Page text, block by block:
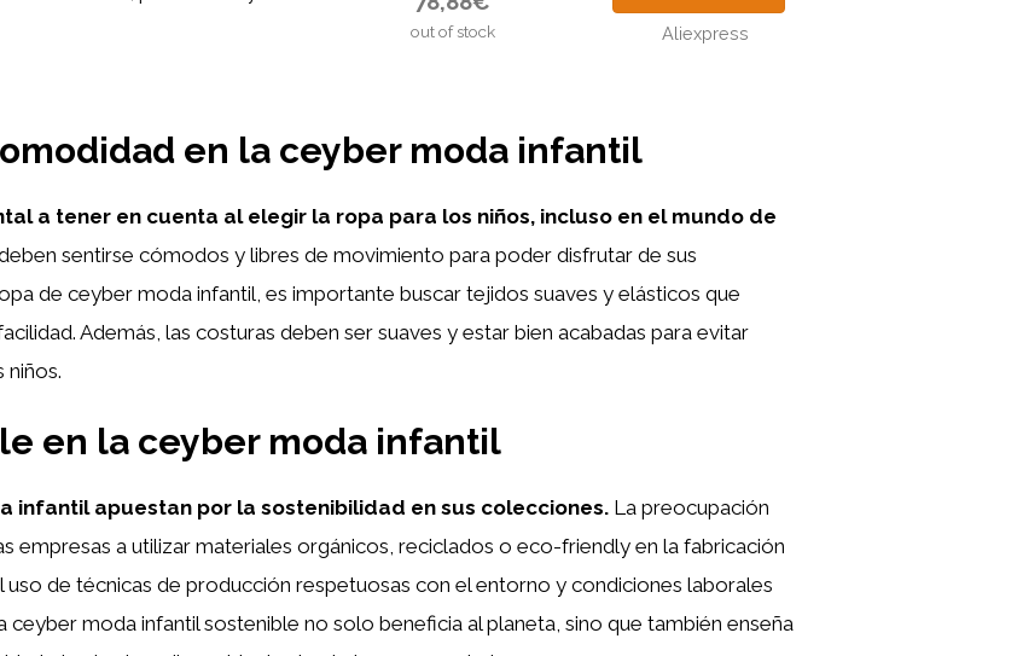
out of stock Aliexpress
en la ceyber moda infantil
a tener en cuenta al elegir la ropa para los niños, incluso en el mundo de
sentirse cómodos y libres de movimiento para poder disfrutar de sus
de ceyber moda infantil, es importante buscar tejidos suaves y elásticos que
Además, las costuras deben ser suaves y estar bien acabadas para evitar
niños.
en la ceyber moda infantil
infantil apuestan por la sostenibilidad en sus colecciones. La preocupación
empresas a utilizar materiales orgánicos, reciclados o eco-friendly en la fabricación
uso de técnicas de producción respetuosas con el entorno y condiciones laborales
moda infantil sostenible no solo beneficia al planeta, sino que también enseña